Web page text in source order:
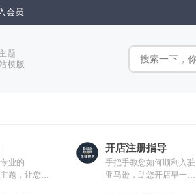
会员
题
模版
业的
题，让您的
开店注册指导
手把手教您如何顺利入驻
亚马逊，助您开店早一